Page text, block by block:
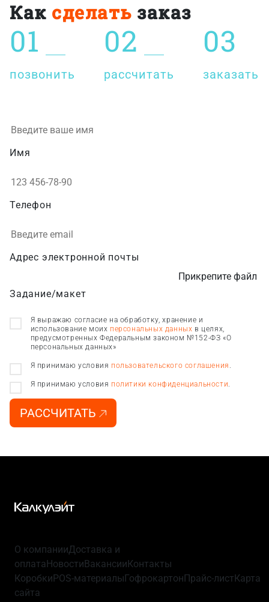
Как сделать заказ
01
позвонить
02
рассчитать
03
заказать
Имя
Телефон
Адрес электронной почты
Задание/макет
Прикрепите файл
Я выражаю согласие на обработку, хранение и
использование моих персональных данных в целях,
предусмотренных Федеральным законом №152-ФЗ «О
персональных данных»
Я принимаю условия пользовательского соглашения .
Я принимаю условия политики конфиденциальности.
РАССЧИТАТЬ
О компанииДоставка и
оплатаНовостиВакансииКонтакты
КоробкиPOS-материалыГофрокартонПрайс-листКарта
сайта